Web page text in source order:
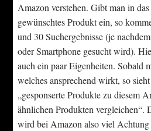
Amazon verstehen. Gibt man in
gewünschtes Produkt ein, so
und 30 Suchergebnisse (je
oder Smartphone gesucht wird).
auch ein paar Eigenheiten. Sobald
welches ansprechend wirkt, so
„gesponserte Produkte zu diesem
ähnlichen Produkten vergleichen“.
wird bei Amazon also viel Achtung